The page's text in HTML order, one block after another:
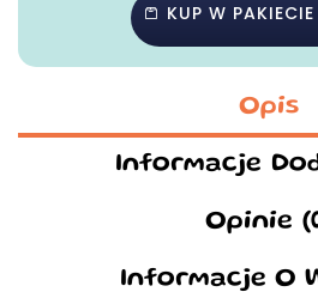
KUP W PAKIECIE
Opis
Informacje
Opinie
Informacje O